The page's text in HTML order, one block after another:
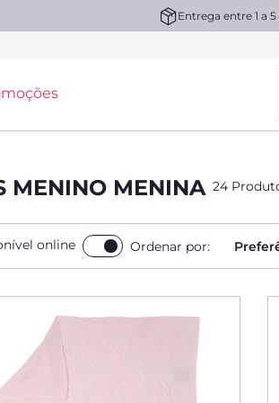
Entrega entre 1 a
MENINO MENINA 24
online Ordenar por: